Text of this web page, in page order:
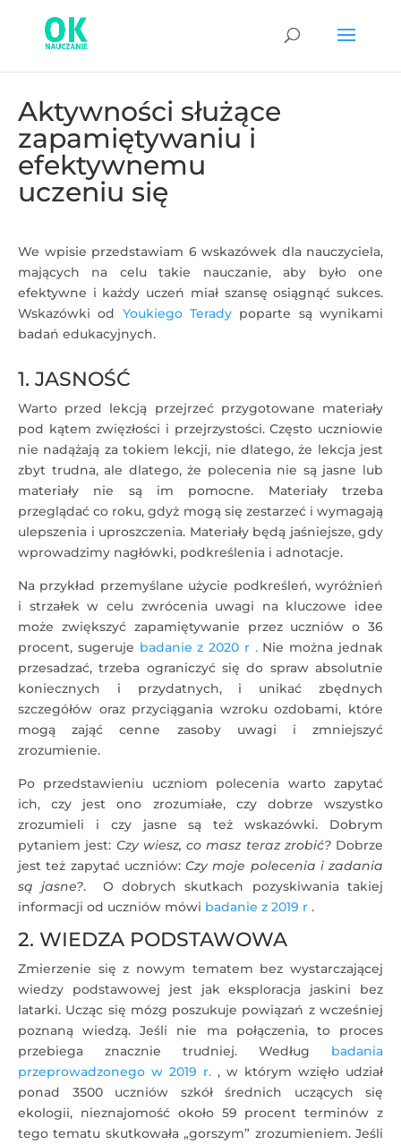
Aktywności służące
zapamiętywaniu i
efektywnemu
uczeniu się
We wpisie przedstawiam 6 wskazówek dla nauczyciela,
mających na celu takie nauczanie, aby było one
efektywne i każdy uczeń miał szansę osiągnąć sukces.
Wskazówki od Youkiego Terady poparte są wynikami
badań edukacyjnych.
1. JASNOŚĆ
Warto przed lekcją przejrzeć przygotowane materiały
pod kątem zwięzłości i przejrzystości. Często uczniowie
nie nadążają za tokiem lekcji, nie dlatego, że lekcja jest
zbyt trudna, ale dlatego, że polecenia nie są jasne lub
materiały nie są im pomocne. Materiały trzeba
przeglądać co roku, gdyż mogą się zestarzeć i wymagają
ulepszenia i uproszczenia. Materiały będą jaśniejsze, gdy
wprowadzimy nagłówki, podkreślenia i adnotacje.
Na przykład przemyślane użycie podkreśleń, wyróżnień
i strzałek w celu zwrócenia uwagi na kluczowe idee
może zwiększyć zapamiętywanie przez uczniów o 36
procent, sugeruje badanie z 2020 r . Nie można jednak
przesadzać, trzeba ograniczyć się do spraw absolutnie
koniecznych i przydatnych, i unikać zbędnych
szczegółów oraz przyciągania wzroku ozdobami, które
mogą zająć cenne zasoby uwagi i zmniejszyć
zrozumienie.
Po przedstawieniu uczniom polecenia warto zapytać
ich, czy jest ono zrozumiałe, czy dobrze wszystko
zrozumieli i czy jasne są też wskazówki. Dobrym
pytaniem jest: Czy wiesz, co masz teraz zrobić?Dobrze
jest też zapytać uczniów: Czy moje polecenia i zadania
są jasne?. O dobrych skutkach pozyskiwania takiej
informacji od uczniów mówi badanie z 2019 r .
2. WIEDZA PODSTAWOWA
Zmierzenie się z nowym tematem bez wystarczającej
wiedzy podstawowej jest jak eksploracja jaskini bez
latarki. Ucząc się mózg poszukuje powiązań z wcześniej
poznaną wiedzą. Jeśli nie ma połączenia, to proces
przebiega znacznie trudniej. Według badania
przeprowadzonego w 2019 r. , w którym wzięło udział
ponad 3500 uczniów szkół średnich uczących się
ekologii, nieznajomość około 59 procent terminów z
tego tematu skutkowała „gorszym” zrozumieniem. Jeśli